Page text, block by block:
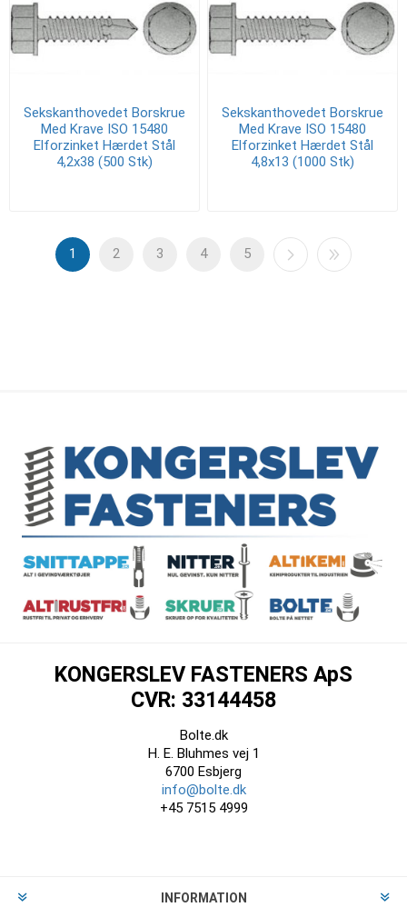
Sekskanthovedet Borskrue
Med Krave ISO 15480
Elforzinket Hærdet Stål
4,2x38 (500 Stk)
Sekskanthovedet Borskrue
Med Krave ISO 15480
Elforzinket Hærdet Stål
4,8x13 (1000 Stk)
1 2 3 4 5
KONGERSLEV FASTENERS ApS
CVR: 33144458
Bolte.dk
H. E. Bluhmes vej 1
6700 Esbjerg
info@bolte.dk
+45 7515 4999
INFORMATION